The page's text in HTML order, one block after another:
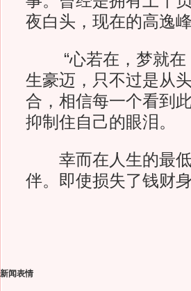
夜白头，现在的高逸
“心若在，梦就在
生豪迈，只不过是从
合，相信每一个看到
抑制住自己的眼泪。
幸而在人生的最低
伴。即使损失了钱财
新闻表情